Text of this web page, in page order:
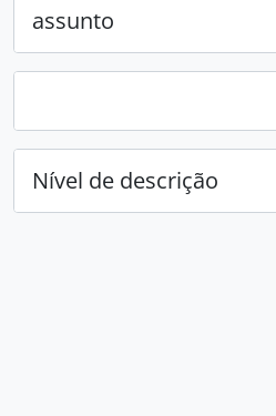
assunto
Nível de descrição